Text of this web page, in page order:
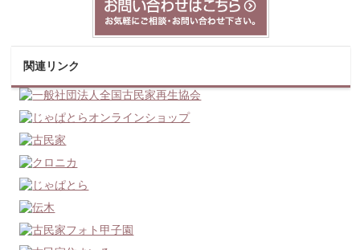
関連リンク